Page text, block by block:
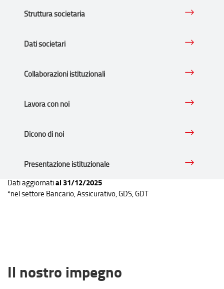
Struttura societaria
Dati societari
Collaborazioni istituzionali
Lavora con noi
Dicono di noi
Presentazione istituzionale
342
Dati aggiornatial 31/12/2025
*nel settore Bancario, Assicurativo, GDS, GDT
Il nostro impegno